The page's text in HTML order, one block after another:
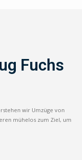
Fuchs
wir Umzüge von
mühelos zum Ziel, um